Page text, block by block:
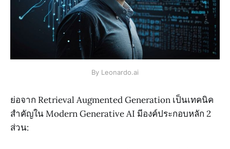
By Leonardo.ai
ย่อจาก Retrieval Augmented Generation เป็นเทคนิค
สำคัญใน Modern Generative AI มีองค์ประกอบหลัก 2
ส่วน: